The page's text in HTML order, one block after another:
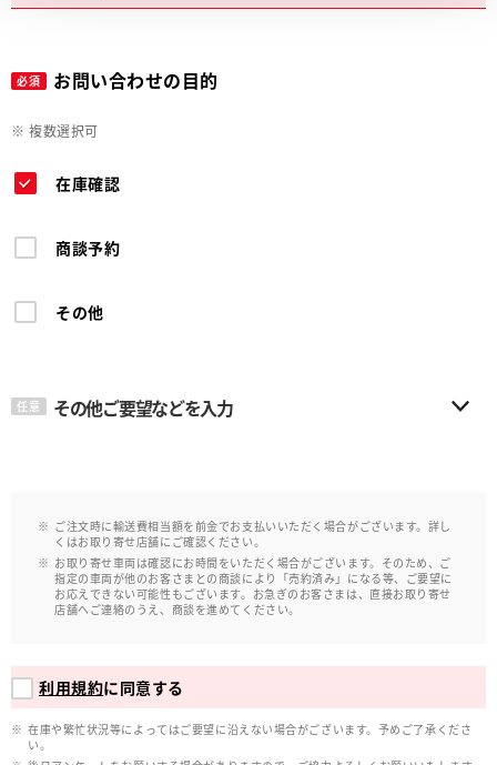
必須 お問い合わせの目的
※ 複数選択可
在庫確認
商談予約
その他
任意 その他ご要望などを入力
ご注文時に輸送費相当額を前金でお支払いいただく場合がございます。詳し
くはお取り寄せ店舗にご確認ください。
お取り寄せ車両は確認にお時間をいただく場合がございます。そのため、ご
指定の車両が他のお客さまとの商談により「売約済み」になる等、ご要望に
お応えできない可能性もございます。お急ぎのお客さまは、直接お取り寄せ
店舗へご連絡のうえ、商談を進めてください。
利用規約に同意する
在庫や繁忙状況等によってはご要望に沿えない場合がございます。予めご了承くださ
い。